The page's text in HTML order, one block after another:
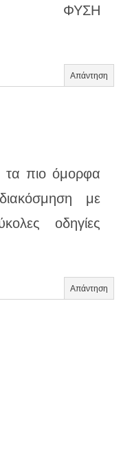
ΦΥΣΗ
Απάντηση
τα πιο όμορφα
με
οδηγίες
Απάντηση